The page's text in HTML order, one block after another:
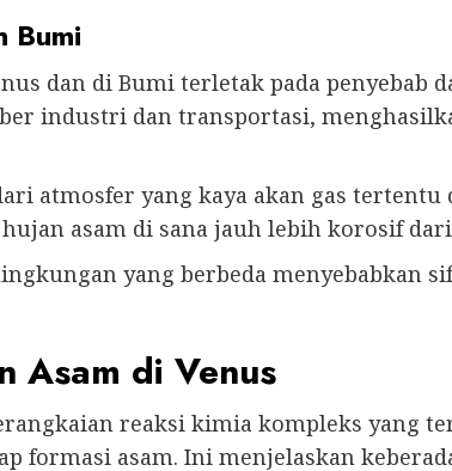
Bumi
dan di Bumi terletak pada penyebab
industri dan transportasi,
atmosfer yang kaya akan gas
asam di sana jauh lebih korosif
yang berbeda menyebabkan
Asam di Venus
reaksi kimia kompleks yang
asam. Ini menjelaskan